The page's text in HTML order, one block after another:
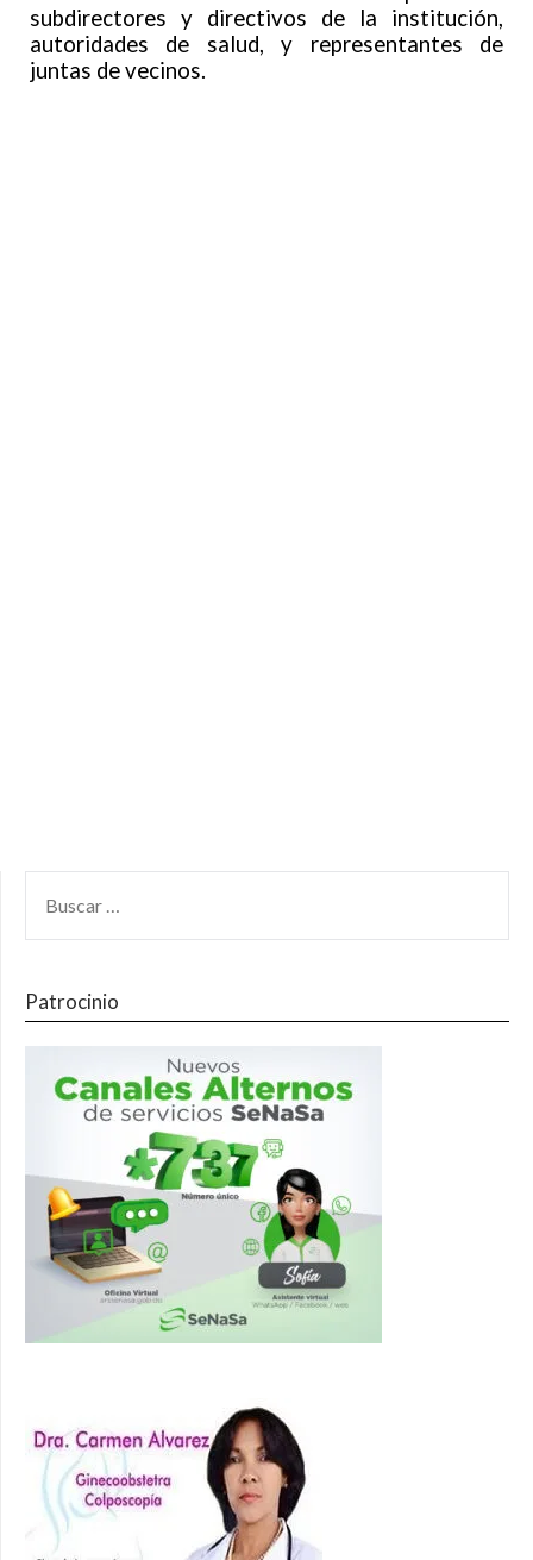
subdirectores y directivos de la institución,
autoridades de salud, y representantes de
juntas de vecinos.
Patrocinio